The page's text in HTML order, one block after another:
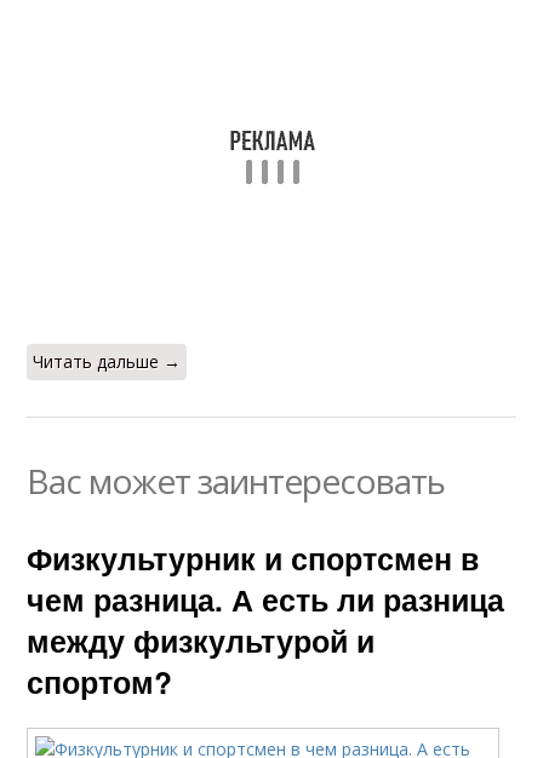
Читать дальше →
Вас может заинтересовать
Физкультурник и спортсмен в
чем разница. А есть ли разница
между физкультурой и
спортом?